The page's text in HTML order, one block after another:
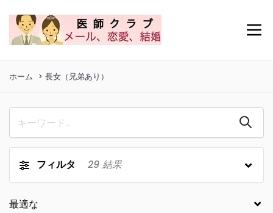
ホーム 長女（兄弟あり）
フィルタ 29 結果